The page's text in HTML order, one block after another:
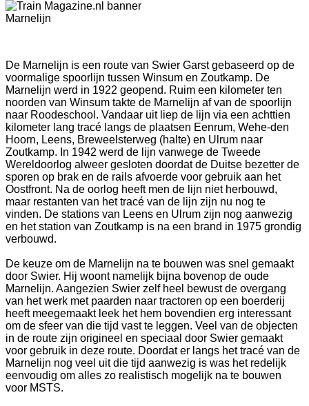
Marnelijn
De Marnelijn is een route van Swier Garst gebaseerd op de
voormalige spoorlijn tussen Winsum en Zoutkamp. De
Marnelijn werd in 1922 geopend. Ruim een kilometer ten
noorden van Winsum takte de Marnelijn af van de spoorlijn
naar Roodeschool. Vandaar uit liep de lijn via een achttien
kilometer lang tracé langs de plaatsen Eenrum, Wehe-den
Hoorn, Leens, Breweelsterweg (halte) en Ulrum naar
Zoutkamp. In 1942 werd de lijn vanwege de Tweede
Wereldoorlog alweer gesloten doordat de Duitse bezetter de
sporen op brak en de rails afvoerde voor gebruik aan het
Oostfront. Na de oorlog heeft men de lijn niet herbouwd,
maar restanten van het tracé van de lijn zijn nu nog te
vinden. De stations van Leens en Ulrum zijn nog aanwezig
en het station van Zoutkamp is na een brand in 1975 grondig
verbouwd.
De keuze om de Marnelijn na te bouwen was snel gemaakt
door Swier. Hij woont namelijk bijna bovenop de oude
Marnelijn. Aangezien Swier zelf heel bewust de overgang
van het werk met paarden naar tractoren op een boerderij
heeft meegemaakt leek het hem bovendien erg interessant
om de sfeer van die tijd vast te leggen. Veel van de objecten
in de route zijn origineel en speciaal door Swier gemaakt
voor gebruik in deze route. Doordat er langs het tracé van de
Marnelijn nog veel uit die tijd aanwezig is was het redelijk
eenvoudig om alles zo realistisch mogelijk na te bouwen
voor MSTS.